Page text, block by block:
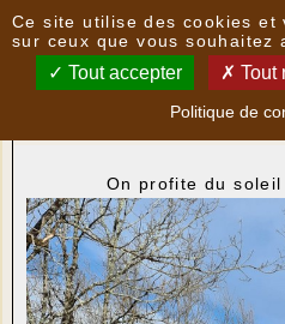
Nouvelles
Photos de la randonnée
On profite du soleil
Ce site utilise des cookies et
sur ceux que vous souhaitez
Tout accepter Tout
Politique de